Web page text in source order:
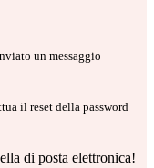
un messaggio
il reset della password
di posta elettronica!